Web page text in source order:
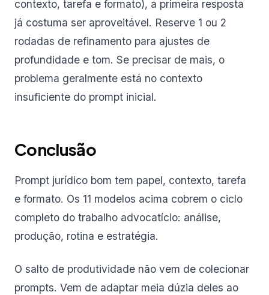
contexto, tarefa e formato), a primeira resposta
já costuma ser aproveitável. Reserve 1 ou 2
rodadas de refinamento para ajustes de
profundidade e tom. Se precisar de mais, o
problema geralmente está no contexto
insuficiente do prompt inicial.
Conclusão
Prompt jurídico bom tem papel, contexto, tarefa
e formato. Os 11 modelos acima cobrem o ciclo
completo do trabalho advocatício: análise,
produção, rotina e estratégia.
O salto de produtividade não vem de colecionar
prompts. Vem de adaptar meia dúzia deles ao